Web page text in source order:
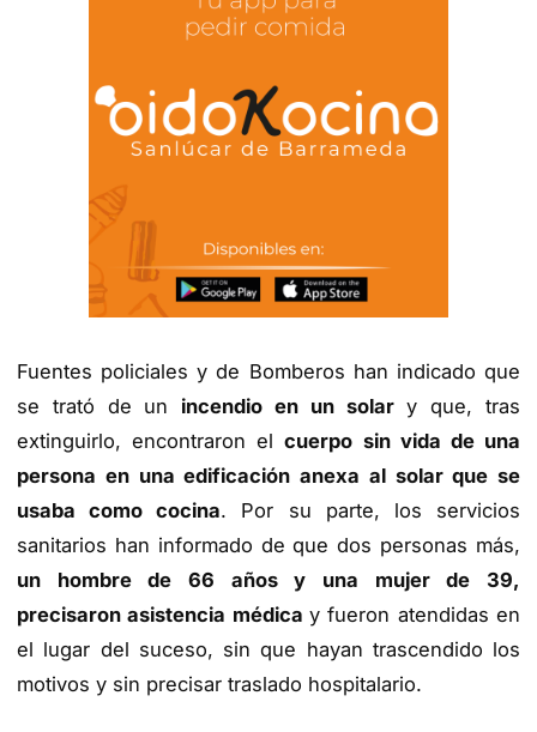
Fuentes policiales y de Bomberos han indicado que
se trató de un incendio en un solary que, tras
extinguirlo, encontraron elcuerpo sin vida de una
persona en una edificación anexa al solar que se
usaba como cocina. Por su parte, los servicios
sanitarios han informado de que dos personas más,
un hombre de 66 años y una mujer de 39,
precisaron asistencia médica y fueron atendidas en
el lugar del suceso, sin que hayan trascendido los
motivos y sin precisar traslado hospitalario.